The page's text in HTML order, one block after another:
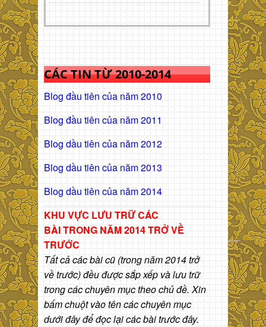
CÁC TIN TỪ 2010-2014
Blog đầu tiên của năm 2010
Blog đầu tiên của năm 2011
Blog dầu tiên của năm 2012
Blog dầu tiên của năm 2013
Blog dầu tiên của năm 2014
KHU VỰC LƯU TRỮ CÁC
BÀITRONG NĂM 2014 TRỞ VỀ
TRƯỚC
Tất cả các bài cũ (trong năm 2014 trở
về trước) đều được sắp xếp và lưu trữ
trong các chuyên mục theo chủ đề. Xin
bấm chuột vào tên các chuyên mục
dưới đây để đọc lại các bài trước đây.